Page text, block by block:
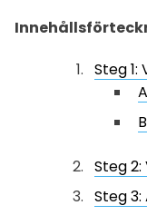
Steg 1:
Steg
Steg